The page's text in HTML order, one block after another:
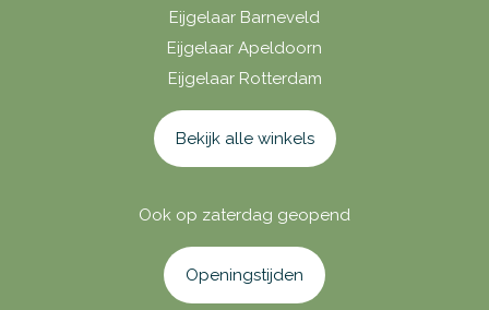
Eijgelaar Barneveld
Eijgelaar Apeldoorn
Eijgelaar Rotterdam
Bekijk alle winkels
Ook op zaterdag geopend
Openingstijden